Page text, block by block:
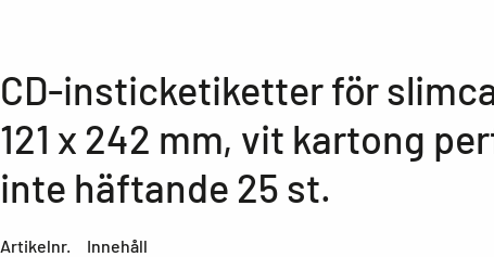
CD-insticketiketter för
121 x 242 mm, vit kartong
inte häftande 25 st.
Artikelnr.
Innehåll